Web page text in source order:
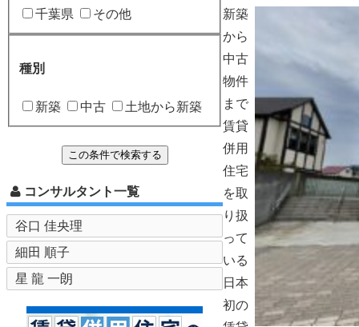
千葉県
その他
種別
新築 中古 土地から新築
コンサルタント一覧
谷口 佳央理
細田 順子
星 龍 一朗
新築
から
中古
物件
まで
賃貸
併用
住宅
を取
り扱
って
いる
日本
初の